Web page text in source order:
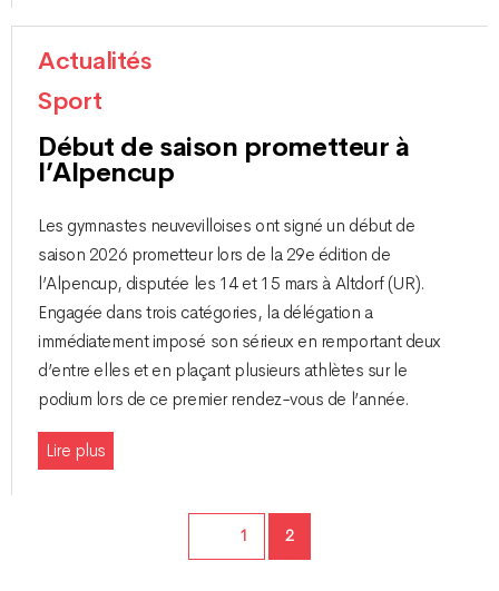
Actualités
Sport
Début de saison prometteur à
l’Alpencup
Les gymnastes neuvevilloises ont signé un début de
saison 2026 prometteur lors de la 29e édition de
l’Alpencup, disputée les 14 et 15 mars à Altdorf (UR).
Engagée dans trois catégories, la délégation a
immédiatement imposé son sérieux en remportant deux
d’entre elles et en plaçant plusieurs athlètes sur le
podium lors de ce premier rendez-vous de l’année.
Lire plus
Page1 Page
2